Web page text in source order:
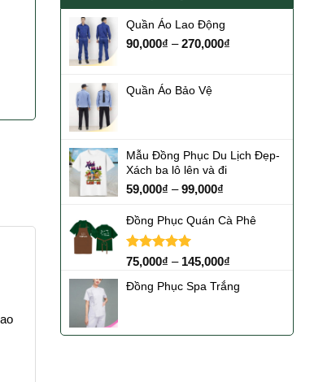
Quần Áo Lao Động
90,000₫ –270,000₫
Quần Áo Bảo Vệ
Mẫu Đồng Phục Du Lịch Đẹp-
Xách ba lô lên và đi
59,000₫ –99,000₫
Đồng Phục Quán Cà Phê
Được xếp
5 sao
75,000₫ – 145,000₫
Đồng Phục Spa Trắng